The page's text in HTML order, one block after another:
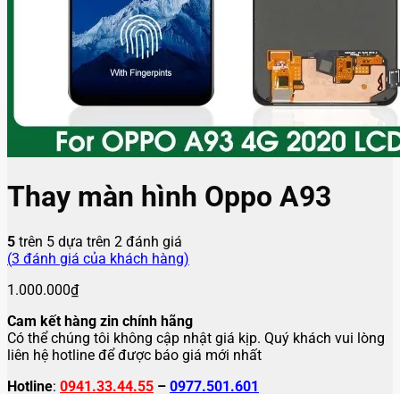
Thay màn hình Oppo A93
5 trên 5 dựa trên 2 đánh giá
(3 đánh giá của khách hàng)
1.000.000₫
Cam kết hàng zin chính hãng
Có thể chúng tôi không cập nhật giá kịp. Quý khách vui lòng
liên hệ hotline để được báo giá mới nhất
Hotline: 0941.33.44.55 – 0977.501.601